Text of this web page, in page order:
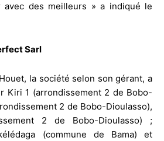
avec des meilleurs » a indiqué le
Sarl
la société selon son gérant, a
Kiri 1 (arrondissement 2 de Bobo-
2 de Bobo-Dioulasso),
2 de Bobo-Dioulasso) ;
(commune de Bama) et